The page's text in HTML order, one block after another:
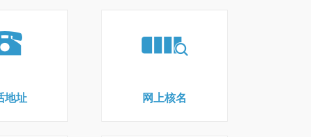
地址 网上核名